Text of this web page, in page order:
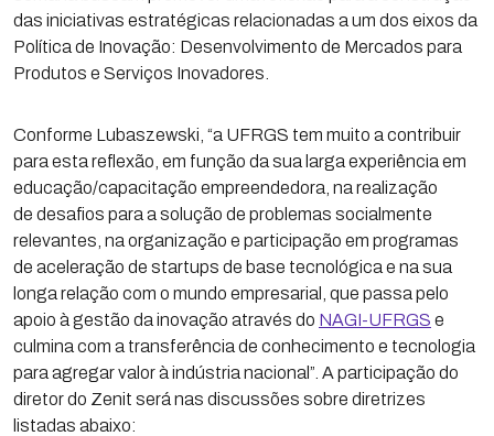
das iniciativas estratégicas relacionadas a um dos eixos da
Política de Inovação: Desenvolvimento de Mercados para
Produtos e Serviços Inovadores.
Conforme Lubaszewski, “a UFRGS tem muito a contribuir
para esta reflexão, em função da sua larga experiência em
educação/capacitação empreendedora, na realização
de desafios para a solução de problemas socialmente
relevantes, na organização e participação em programas
de aceleração de startups de base tecnológica e na sua
longa relação com o mundo empresarial, que passa pelo
apoio à gestão da inovação através do NAGI-UFRGS e
culmina com a transferência de conhecimento e tecnologia
para agregar valor à indústria nacional”. A participação do
diretor do Zenit será nas discussões sobre diretrizes
listadas abaixo: